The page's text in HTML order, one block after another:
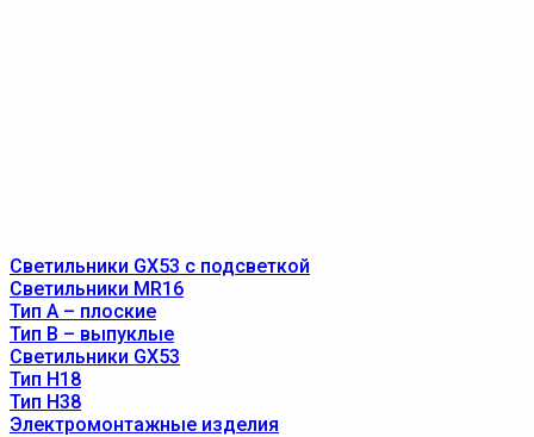
Светильники GX53 с подсветкой
Светильники MR16
Тип A – плоские
Тип B – выпуклые
Светильники GX53
Тип Н18
Тип Н38
Электромонтажные изделия